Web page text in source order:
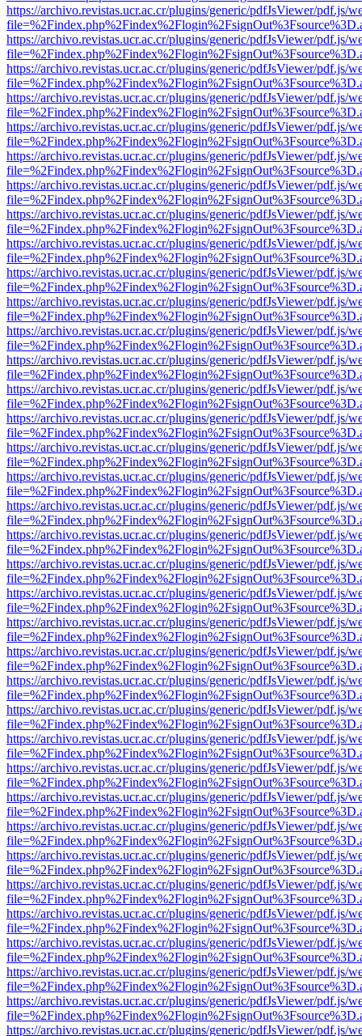
https://archivo.revistas.ucr.ac.cr/plugins/generic/pdfJsViewer/pdf.js/
https://archivo.revistas.ucr.ac.cr/plugins/generic/pdfJsViewer/pdf.js/
https://archivo.revistas.ucr.ac.cr/plugins/generic/pdfJsViewer/pdf.js/
https://archivo.revistas.ucr.ac.cr/plugins/generic/pdfJsViewer/pdf.js/
https://archivo.revistas.ucr.ac.cr/plugins/generic/pdfJsViewer/pdf.js/
https://archivo.revistas.ucr.ac.cr/plugins/generic/pdfJsViewer/pdf.js/
https://archivo.revistas.ucr.ac.cr/plugins/generic/pdfJsViewer/pdf.js/
https://archivo.revistas.ucr.ac.cr/plugins/generic/pdfJsViewer/pdf.js/
https://archivo.revistas.ucr.ac.cr/plugins/generic/pdfJsViewer/pdf.js/
https://archivo.revistas.ucr.ac.cr/plugins/generic/pdfJsViewer/pdf.js/
https://archivo.revistas.ucr.ac.cr/plugins/generic/pdfJsViewer/pdf.js/
https://archivo.revistas.ucr.ac.cr/plugins/generic/pdfJsViewer/pdf.js/
https://archivo.revistas.ucr.ac.cr/plugins/generic/pdfJsViewer/pdf.js/
https://archivo.revistas.ucr.ac.cr/plugins/generic/pdfJsViewer/pdf.js/
https://archivo.revistas.ucr.ac.cr/plugins/generic/pdfJsViewer/pdf.js/
https://archivo.revistas.ucr.ac.cr/plugins/generic/pdfJsViewer/pdf.js/
https://archivo.revistas.ucr.ac.cr/plugins/generic/pdfJsViewer/pdf.js/
https://archivo.revistas.ucr.ac.cr/plugins/generic/pdfJsViewer/pdf.js/
https://archivo.revistas.ucr.ac.cr/plugins/generic/pdfJsViewer/pdf.js/
https://archivo.revistas.ucr.ac.cr/plugins/generic/pdfJsViewer/pdf.js/
https://archivo.revistas.ucr.ac.cr/plugins/generic/pdfJsViewer/pdf.js/
https://archivo.revistas.ucr.ac.cr/plugins/generic/pdfJsViewer/pdf.js/
https://archivo.revistas.ucr.ac.cr/plugins/generic/pdfJsViewer/pdf.js/
https://archivo.revistas.ucr.ac.cr/plugins/generic/pdfJsViewer/pdf.js/
https://archivo.revistas.ucr.ac.cr/plugins/generic/pdfJsViewer/pdf.js/
https://archivo.revistas.ucr.ac.cr/plugins/generic/pdfJsViewer/pdf.js/
https://archivo.revistas.ucr.ac.cr/plugins/generic/pdfJsViewer/pdf.js/
https://archivo.revistas.ucr.ac.cr/plugins/generic/pdfJsViewer/pdf.js/
https://archivo.revistas.ucr.ac.cr/plugins/generic/pdfJsViewer/pdf.js/
https://archivo.revistas.ucr.ac.cr/plugins/generic/pdfJsViewer/pdf.js/
https://archivo.revistas.ucr.ac.cr/plugins/generic/pdfJsViewer/pdf.js/
https://archivo.revistas.ucr.ac.cr/plugins/generic/pdfJsViewer/pdf.js/
https://archivo.revistas.ucr.ac.cr/plugins/generic/pdfJsViewer/pdf.js/
https://archivo.revistas.ucr.ac.cr/plugins/generic/pdfJsViewer/pdf.js/
https://archivo.revistas.ucr.ac.cr/plugins/generic/pdfJsViewer/pdf.js/
https://archivo.revistas.ucr.ac.cr/plugins/generic/pdfJsViewer/pdf.js/